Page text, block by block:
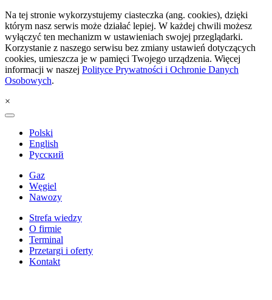
Na tej stronie wykorzystujemy ciasteczka (ang. cookies), dzięki
którym nasz serwis może działać lepiej. W każdej chwili możesz
wyłączyć ten mechanizm w ustawieniach swojej przeglądarki.
Korzystanie z naszego serwisu bez zmiany ustawień dotyczących
cookies, umieszcza je w pamięci Twojego urządzenia. Więcej
informacji w naszej Polityce Prywatności i Ochronie Danych
Osobowych.
×
Polski
English
Русский
Gaz
Węgiel
Nawozy
Strefa wiedzy
O firmie
Terminal
Przetargi i oferty
Kontakt